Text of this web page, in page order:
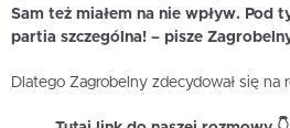
Sam też miałem na nie wpływ. Pod
partia szczególna! – pisze
Dlatego Zagrobelny zdecydował się na